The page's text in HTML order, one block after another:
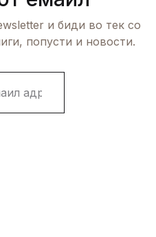
и биди во тек со
попусти и новости.